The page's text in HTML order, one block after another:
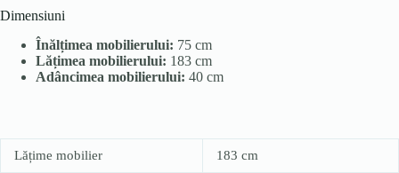
Dimensiuni
Înălțimea mobilierului: 75 cm
Lățimea mobilierului: 183 cm
Adâncimea mobilierului: 40 cm
Lățime mobilier 183 cm